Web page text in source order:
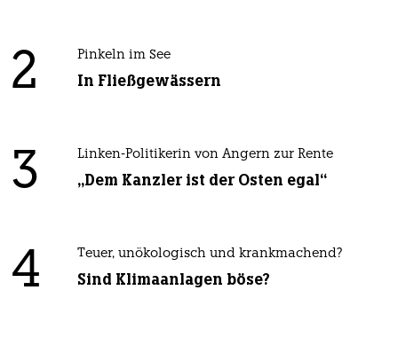
2 Pinkeln im See
In Fließgewässern
3 Linken-Politikerin von Angern zur Rente
„Dem Kanzler ist der Osten egal“
4 Teuer, unökologisch und krankmachend?
Sind Klimaanlagen böse?